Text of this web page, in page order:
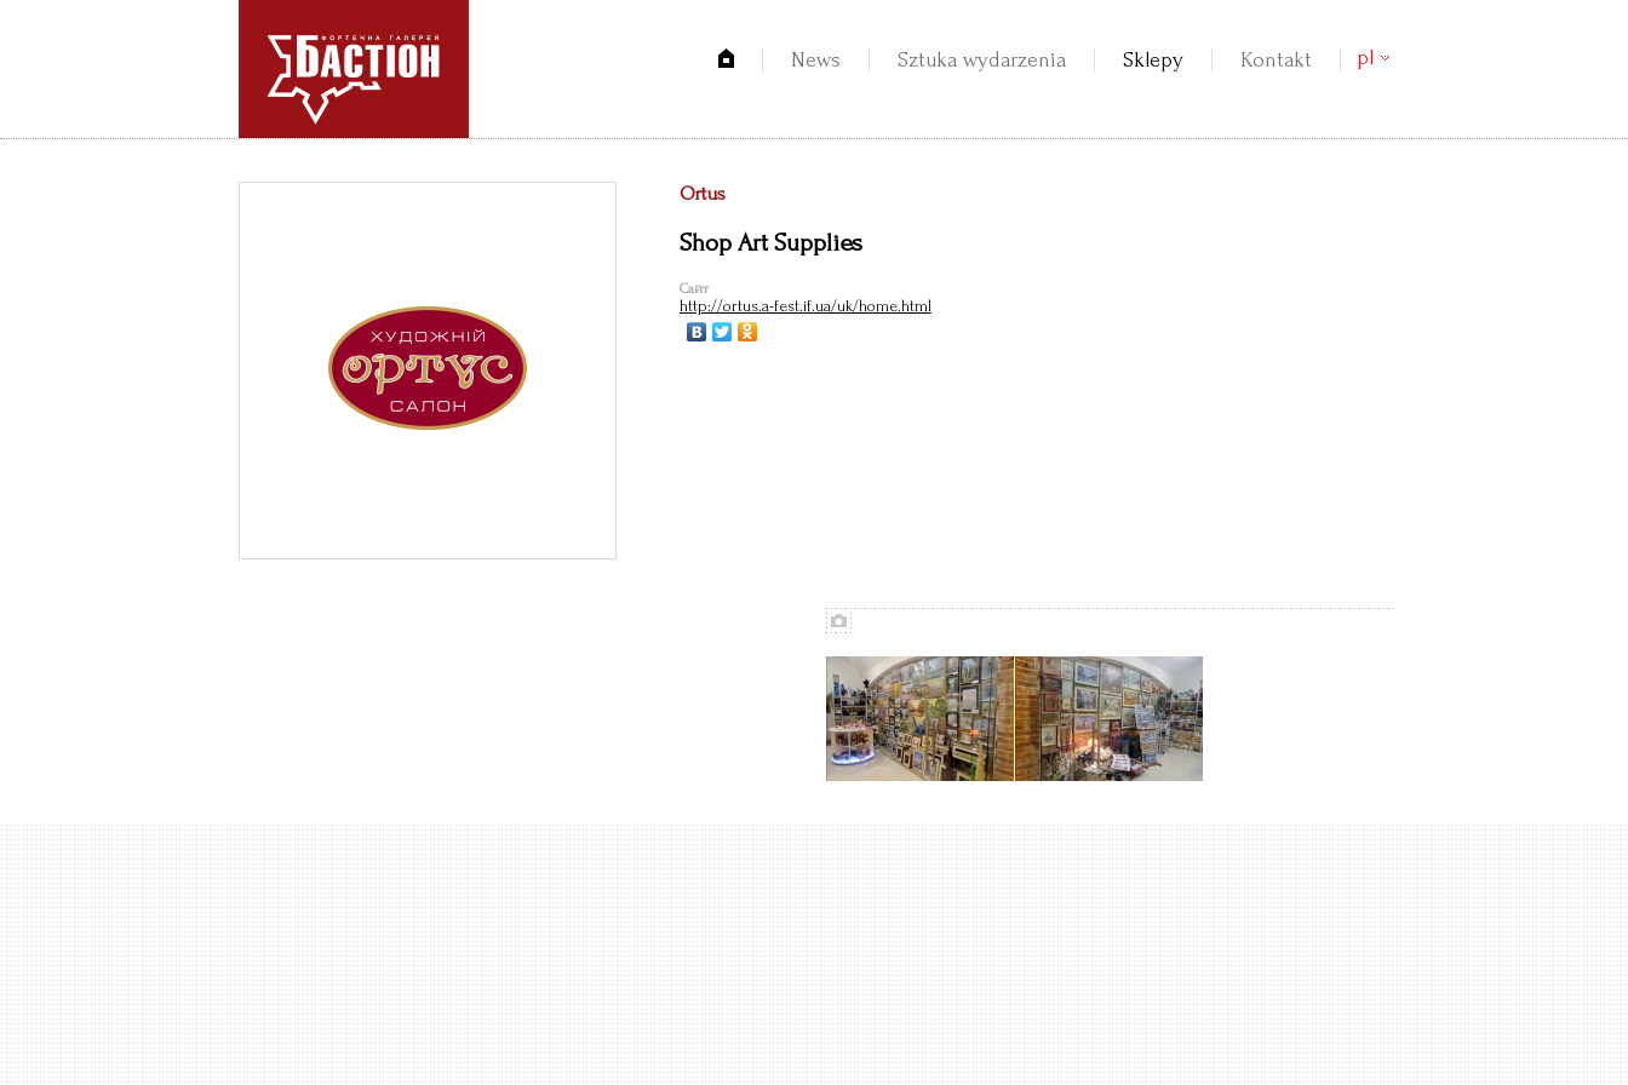
News Sztuka wydarzenia Sklepy Kontakt pl
Ortus
Shop Art Supplies
Сайт
http://ortus.a-fest.if.ua/uk/home.html